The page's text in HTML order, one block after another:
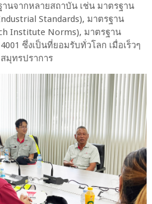
นจากหลายสถาบัน เช่น มาตรฐาน
Standards), มาตรฐาน
Institute Norms), มาตรฐาน
ซึ่งเป็นที่ยอมรับทั่วโลก เมื่อเร็วๆ
มุทรปราการ